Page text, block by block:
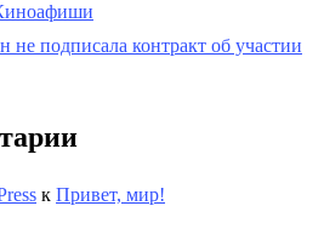
не подписала контракт об участии
к Привет, мир!